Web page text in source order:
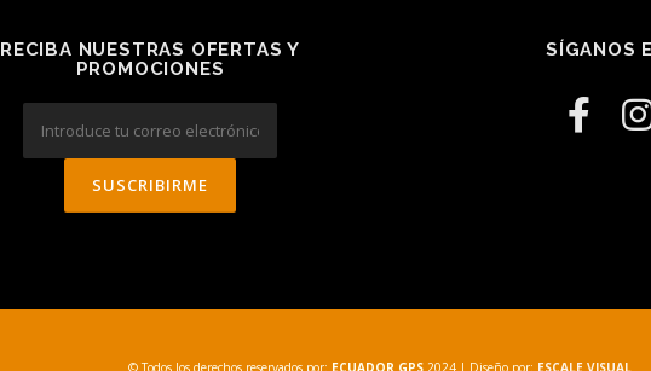
RECIBA NUESTRAS OFERTAS Y
PROMOCIONES
SÍGANOS
© Todos los derechos reservados por: ECUADOR GPS 2024 | Diseño por: ESCALE VISUAL